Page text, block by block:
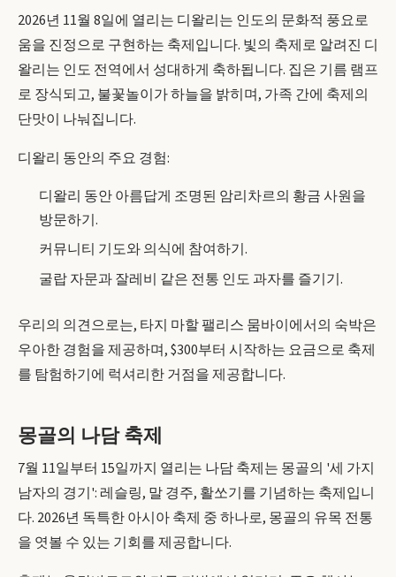
2026년 11월 8일에 열리는 디왈리는 인도의 문화적 풍요로
움을 진정으로 구현하는 축제입니다. 빛의 축제로 알려진 디
왈리는 인도 전역에서 성대하게 축하됩니다. 집은 기름 램프
로 장식되고, 불꽃놀이가 하늘을 밝히며, 가족 간에 축제의
단맛이 나눠집니다.
디왈리 동안의 주요 경험:
디왈리 동안 아름답게 조명된 암리차르의 황금 사원을
방문하기.
커뮤니티 기도와 의식에 참여하기.
굴랍 자문과 잘레비 같은 전통 인도 과자를 즐기기.
우리의 의견으로는, 타지 마할 팰리스 뭄바이에서의 숙박은
우아한 경험을 제공하며, $300부터 시작하는 요금으로 축제
를 탐험하기에 럭셔리한 거점을 제공합니다.
몽골의 나담 축제
7월 11일부터 15일까지 열리는 나담 축제는 몽골의 '세 가지
남자의 경기': 레슬링, 말 경주, 활쏘기를 기념하는 축제입니
다. 2026년 독특한 아시아 축제 중 하나로, 몽골의 유목 전통
을 엿볼 수 있는 기회를 제공합니다.